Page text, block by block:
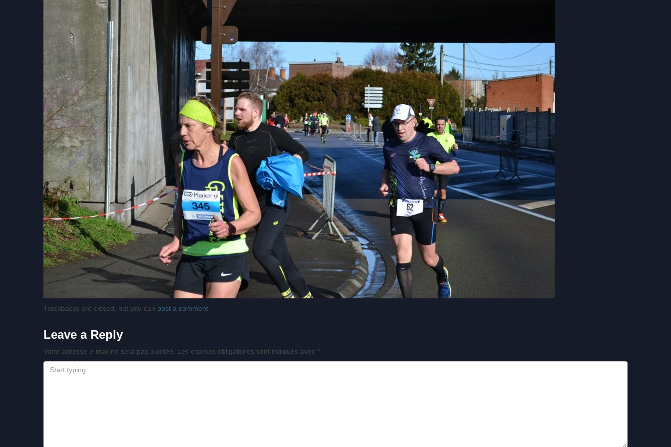
Trackbacks are closed, but you can post a comment
Leave a Reply
Votre adresse e-mail ne sera pas publiée. Les champs obligatoires sont indiqués avec *